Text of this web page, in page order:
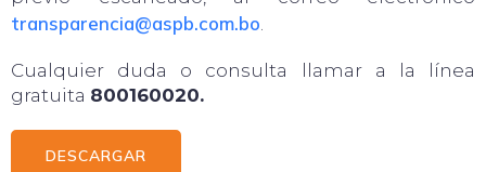
transparencia@aspb.com.bo.
Cualquier duda o consulta llamar a la línea
gratuita 800160020.
DESCARGAR